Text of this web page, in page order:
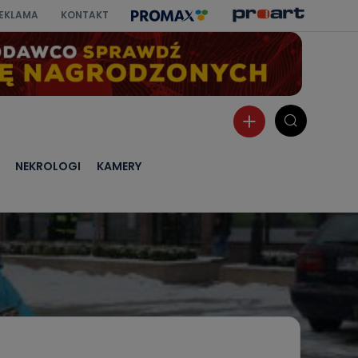
KONTAKT
NEKROLOGI KAMERY